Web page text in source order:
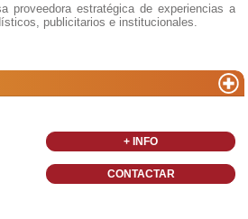
proveedora estratégica de experiencias a
publicitarios e institucionales.
+ INFO
CONTACTAR